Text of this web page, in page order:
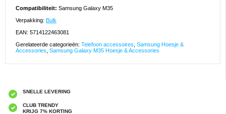
Compatibiliteit: Samsung Galaxy M35
Verpakking: Bulk
EAN: 5714122463081
Gerelateerde categorieën: Telefoon accessoires Samsung Hoesje &
Accessories Samsung Galaxy M35 Hoesje & Accessories
SNELLE LEVERING
CLUB TRENDY
KRIJG 7% KORTING